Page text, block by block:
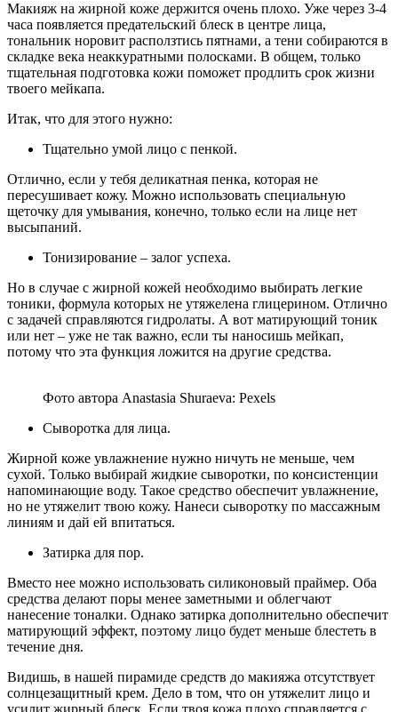
Макияж на жирной коже держится очень плохо. Уже через 3-4
часа появляется предательский блеск в центре лица,
тональник норовит расползтись пятнами, а тени собираются в
складке века неаккуратными полосками. В общем, только
тщательная подготовка кожи поможет продлить срок жизни
твоего мейкапа.
Итак, что для этого нужно:
Тщательно умой лицо с пенкой.
Отлично, если у тебя деликатная пенка, которая не
пересушивает кожу. Можно использовать специальную
щеточку для умывания, конечно, только если на лице нет
высыпаний.
Тонизирование – залог успеха.
Но в случае с жирной кожей необходимо выбирать легкие
тоники, формула которых не утяжелена глицерином. Отлично
с задачей справляются гидролаты. А вот матирующий тоник
или нет – уже не так важно, если ты наносишь мейкап,
потому что эта функция ложится на другие средства.
Фото автора Anastasia Shuraeva: Pexels
Сыворотка для лица.
Жирной коже увлажнение нужно ничуть не меньше, чем
сухой. Только выбирай жидкие сыворотки, по консистенции
напоминающие воду. Такое средство обеспечит увлажнение,
но не утяжелит твою кожу. Нанеси сыворотку по массажным
линиям и дай ей впитаться.
Затирка для пор.
Вместо нее можно использовать силиконовый праймер. Оба
средства делают поры менее заметными и облегчают
нанесение тоналки. Однако затирка дополнительно обеспечит
матирующий эффект, поэтому лицо будет меньше блестеть в
течение дня.
Видишь, в нашей пирамиде средств до макияжа отсутствует
солнцезащитный крем. Дело в том, что он утяжелит лицо и